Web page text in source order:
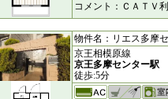
コメント：ＣＡＴＶ
物件名：リエス多摩
京王相模原線
京王多摩センター駅
徒歩:5分